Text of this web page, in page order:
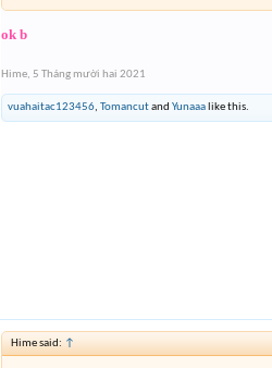
ok b
Hime, 5 Tháng mười hai 2021
vuahaitac123456, Tomancutand Yunaaa like this.
Hime said: ↑